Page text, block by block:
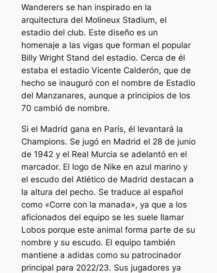
Wanderers se han inspirado en la
arquitectura del Molineux Stadium, el
estadio del club. Este diseño es un
homenaje a las vigas que forman el popular
Billy Wright Stand del estadio. Cerca de él
estaba el estadio Vicente Calderón, que de
hecho se inauguró con el nombre de Estadio
del Manzanares, aunque a principios de los
70 cambió de nombre.
Si el Madrid gana en París, él levantará la
Champions. Se jugó en Madrid el 28 de junio
de 1942 y el Real Murcia se adelantó en el
marcador. El logo de Nike en azul marino y
el escudo del Atlético de Madrid destacan a
la altura del pecho. Se traduce al español
como «Corre con la manada», ya que a los
aficionados del equipo se les suele llamar
Lobos porque este animal forma parte de su
nombre y su escudo. El equipo también
mantiene a adidas como su patrocinador
principal para 2022/23. Sus jugadores ya